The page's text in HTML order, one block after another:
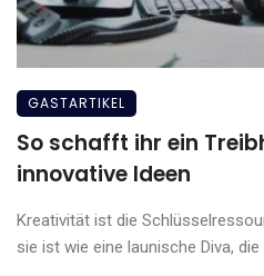
GASTARTIKEL
So schafft ihr ein
innovative Ideen
Kreativität ist die
sie ist wie eine launische Diva, die